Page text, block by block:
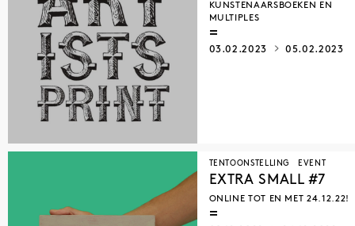
KUNSTENAARSBOEKEN EN
MULTIPLES
03.02.2023 05.02.2023
TENTOONSTELLING EVENT
EXTRA SMALL #7
ONLINE TOT EN MET 24.12.22!